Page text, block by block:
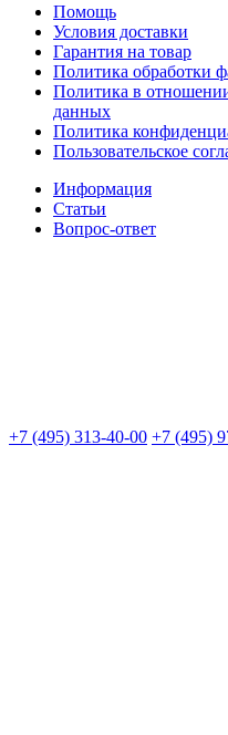
Помощь
Условия доставки
Гарантия на товар
Политика обработки
Политика в
данных
Политика
Пользовательское
Информация
Статьи
Вопрос-ответ
+7 (495) 313-40-00 +7 (495)